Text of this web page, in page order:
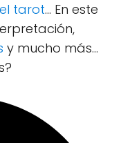
tarot... En este
y mucho más...